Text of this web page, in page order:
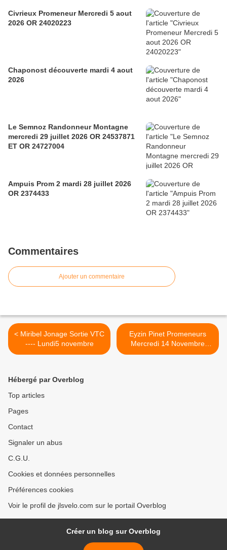
Civrieux Promeneur Mercredi 5 aout
2026 OR 24020223
Chaponost découverte mardi 4 aout
2026
Le Semnoz Randonneur Montagne
mercredi 29 juillet 2026 OR 24537871
ET OR 24727004
Ampuis Prom 2 mardi 28 juillet 2026
OR 2374433
Commentaires
Ajouter un commentaire
< Miribel Jonage Sortie VTC
---- Lundi5 novembre
Eyzin Pinet Promeneurs
Mercredi 14 Novembre
2018 >
Hébergé par Overblog
Top articles
Pages
Contact
Signaler un abus
C.G.U.
Cookies et données personnelles
Préférences cookies
Voir le profil de jlsvelo.com sur le portail Overblog
Créer un blog sur Overblog